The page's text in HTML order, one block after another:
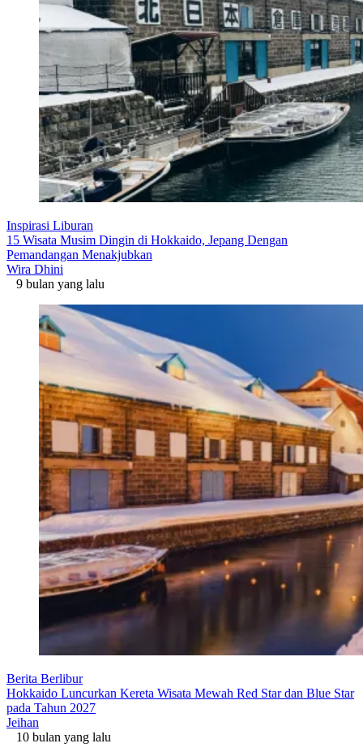
Inspirasi Liburan
15 Wisata Musim Dingin di Hokkaido, Jepang Dengan
Pemandangan Menakjubkan
Wira Dhini
9 bulan yang lalu
Berita Berlibur
Hokkaido Luncurkan Kereta Wisata Mewah Red Star dan Blue Star
pada Tahun 2027
Jeihan
10 bulan yang lalu